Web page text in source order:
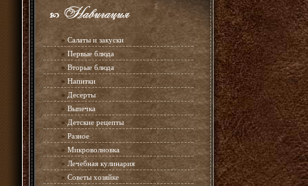
» Салаты и закуски
» Первые блюда
» Вторые блюда
» Напитки
»Десерты
» Выпечка
» Детские рецепты
» Разное
» Микроволновка
» Лечебная кулинария
» Советы хозяйке